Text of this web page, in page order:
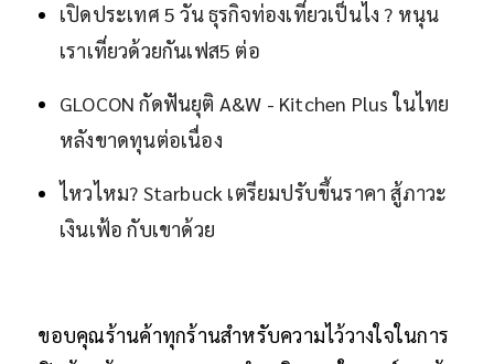
เปิดประเทศ 5 วัน ธุรกิจท่องเที่ยวเป็นไง ? หนุน
เราเที่ยวด้วยกันเฟส5 ต่อ
GLOCON กัดฟันยุติ A&W - Kitchen Plus ในไทย
หลังขาดทุนต่อเนื่อง
ไหวไหม? Starbuck เตรียมปรับขึ้นราคา สู้ภาวะ
เงินเฟ้อ กับเขาด้วย
ขอบคุณร้านค้าทุกร้านสำหรับความไว้วางใจในการ